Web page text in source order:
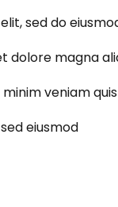
sed do
dolore magna
veniam quis
eiusmod